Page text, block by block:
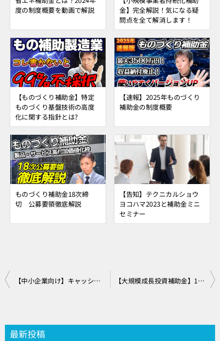
度の制度概要を動画で解説
金】完全解説！気になる疑
問点を全て解消します！
【ものづくり補助金】特定
ものづくり基盤技術の高度
化に関する指針とは?
【速報】2025年ものづくり
補助金の制度概要
ものづくり補助金18次締
切 公募要領徹底解説
【告知】テクニカルショウ
ヨコハマ2023と補助金ミニ
セミナー
投
ビ
【中小企業向け】キャッシュフロー計算書の作り方・Excelテンプレート有り 【大規模成長投資補助金】1次採択結果分析・どんな企業が選ばれた？
最新投稿